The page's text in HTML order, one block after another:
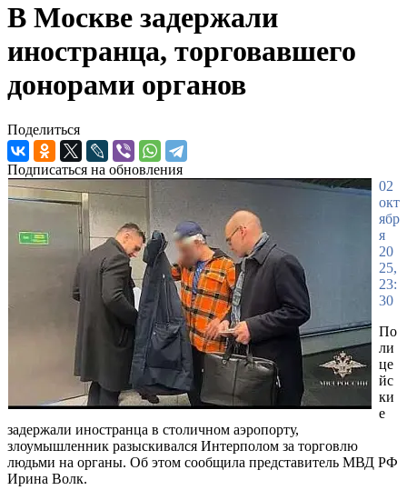
В Москве задержали
иностранца, торговавшего
донорами органов
Поделиться
Подписаться на обновления
02
окт
ябр
я
20
25,
23:
30
По
ли
це
йс
ки
е
задержали иностранца в столичном аэропорту,
злоумышленник разыскивался Интерполом за торговлю
людьми на органы. Об этом сообщила представитель МВД РФ
Ирина Волк.